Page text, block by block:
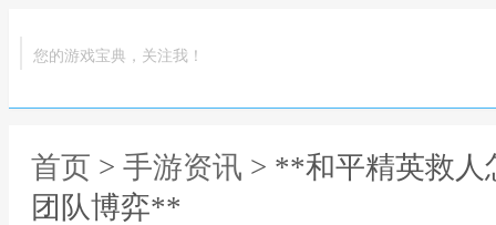
您的游戏宝典，关注我！
首页 > 手游资讯 > **和平精英救人
团队博弈**